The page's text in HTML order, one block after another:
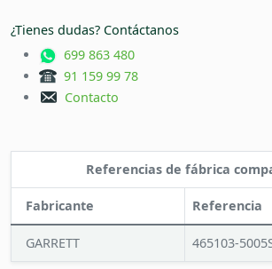
¿Tienes dudas? Contáctanos
699 863 480
91 159 99 78
Contacto
Referencias de fábrica
Fabricante Referencia
GARRETT 465103-